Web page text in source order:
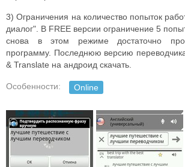
3) Ограничения на количество попыток
диалог". В FREE версии ограничение 5
снова в этом режиме достаточно
программу. Последнюю версию
& Translate на андроид скачать.
Особенности: Online